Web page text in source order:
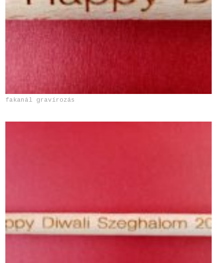
fakanál gravírozás